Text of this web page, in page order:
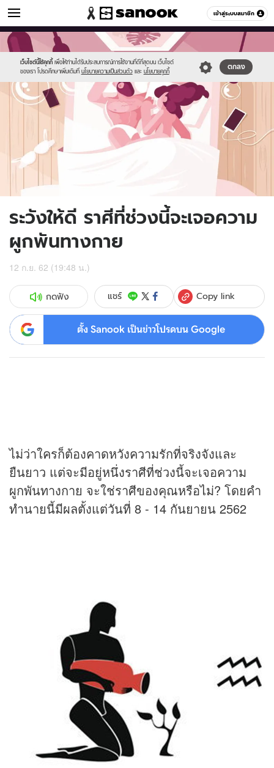
เข้าสู่ระบบสมาชิก
ดูดวง หมวดอื่นๆ
เว็บไซต์นี้ใช้คุกกี้ เพื่อให้ท่านได้รับประสบการณ์การใช้งานที่ดีที่สุดบน เว็บไซต์
ของเรา โปรดศึกษาเพิ่มเติมที่ นโยบายความเป็นส่วนตัว และ นโยบายคุกกี้
ตกลง
Sanook
//s.isanook.com/sr/0/images/logo-
new-
sanook.png
600
60
//s.isanook.com/ho/0/ud/33/167595/197437.jpg
ระวังให้ดี ราศีที่ช่วงนี้จะเจอความ
ผูกพันทางกาย
12 ก.ย. 62 (19:48 น.)
กดฟัง แชร์ Copy link
ตั้ง Sanook เป็นข่าวโปรดบน Google
ไม่ว่าใครก็ต้องคาดหวังความรักที่จริงจังและ
ยืนยาว แต่จะมีอยู่หนึ่งราศีที่ช่วงนี้จะเจอความ
ผูกพันทางกาย จะใช่ราศีของคุณหรือไม่? โดยคำ
ทำนายนี้มีผลตั้งแต่วันที่ 8 - 14 กันยายน 2562